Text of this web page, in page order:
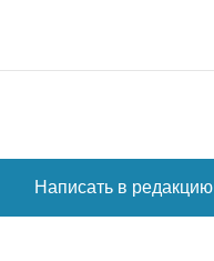
Написать в редакцию